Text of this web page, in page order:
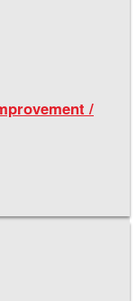
/